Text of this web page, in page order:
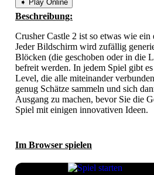
➧ Play Online
Beschreibung:
Crusher Castle 2 ist so etwas wie ein
Jeder Bildschirm wird zufällig
Blöcken (die geschoben oder in die
befreit werden. In jedem Spiel gibt
Level, die alle miteinander
genug Schätze sammeln und sich
Ausgang zu machen, bevor Sie die
Spiel mit einigen innovativen Ideen.
Im Browser spielen